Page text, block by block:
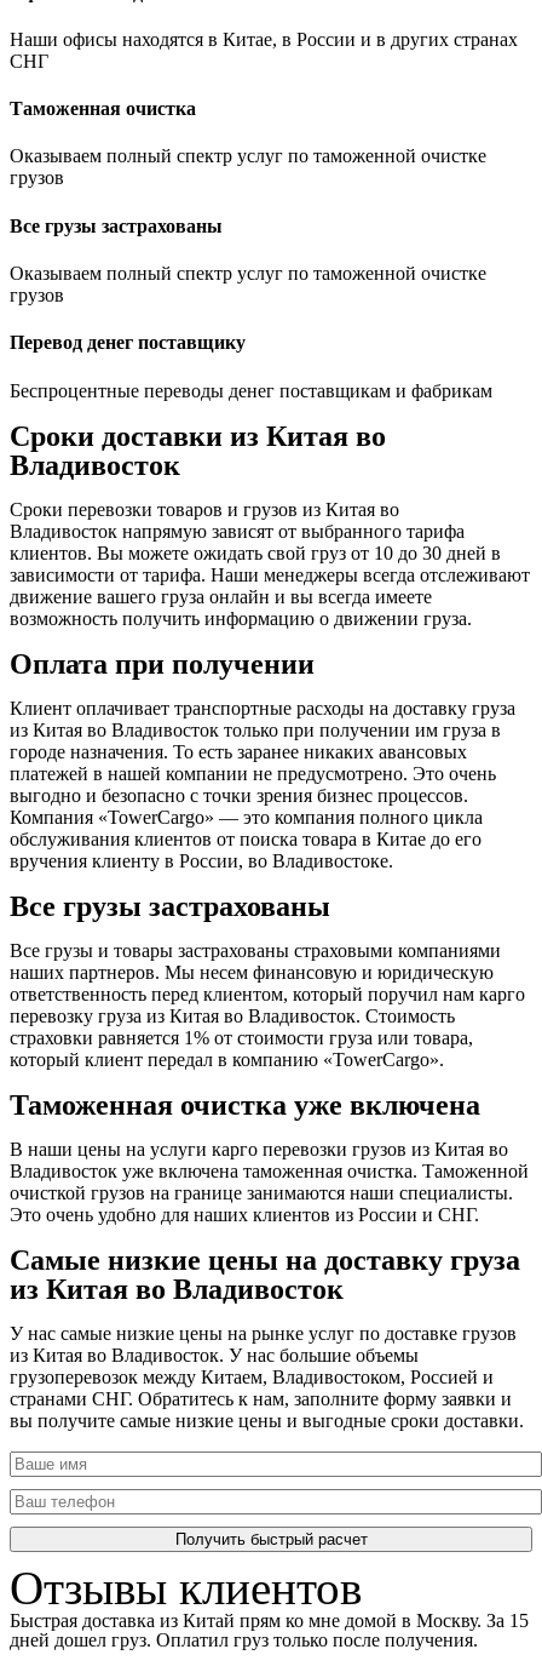
Наши офисы находятся в Китае, в России и в других странах
СНГ
Таможенная очистка
Оказываем полный спектр услуг по таможенной очистке
грузов
Все грузы застрахованы
Оказываем полный спектр услуг по таможенной очистке
грузов
Перевод денег поставщику
Беспроцентные переводы денег поставщикам и фабрикам
Сроки доставки из Китая во
Владивосток
Сроки перевозки товаров и грузов из Китая во
Владивосток напрямую зависят от выбранного тарифа
клиентов. Вы можете ожидать свой груз от 10 до 30 дней в
зависимости от тарифа. Наши менеджеры всегда отслеживают
движение вашего груза онлайн и вы всегда имеете
возможность получить информацию о движении груза.
Оплата при получении
Клиент оплачивает транспортные расходы на доставку груза
из Китая во Владивосток только при получении им груза в
городе назначения. То есть заранее никаких авансовых
платежей в нашей компании не предусмотрено. Это очень
выгодно и безопасно с точки зрения бизнес процессов.
Компания «TowerCargo» — это компания полного цикла
обслуживания клиентов от поиска товара в Китае до его
вручения клиенту в России, во Владивостоке.
Все грузы застрахованы
Все грузы и товары застрахованы страховыми компаниями
наших партнеров. Мы несем финансовую и юридическую
ответственность перед клиентом, который поручил нам карго
перевозку груза из Китая во Владивосток. Стоимость
страховки равняется 1% от стоимости груза или товара,
который клиент передал в компанию «TowerCargo».
Таможенная очистка уже включена
В наши цены на услуги карго перевозки грузов из Китая во
Владивосток уже включена таможенная очистка. Таможенной
очисткой грузов на границе занимаются наши специалисты.
Это очень удобно для наших клиентов из России и СНГ.
Самые низкие цены на доставку груза
из Китая во Владивосток
У нас самые низкие цены на рынке услуг по доставке грузов
из Китая во Владивосток. У нас большие объемы
грузоперевозок между Китаем, Владивостоком, Россией и
странами СНГ. Обратитесь к нам, заполните форму заявки и
вы получите самые низкие цены и выгодные сроки доставки.
Отзывы клиентов
Быстрая доставка из Китай прям ко мне домой в Москву. За 15
дней дошел груз. Оплатил груз только после получения.